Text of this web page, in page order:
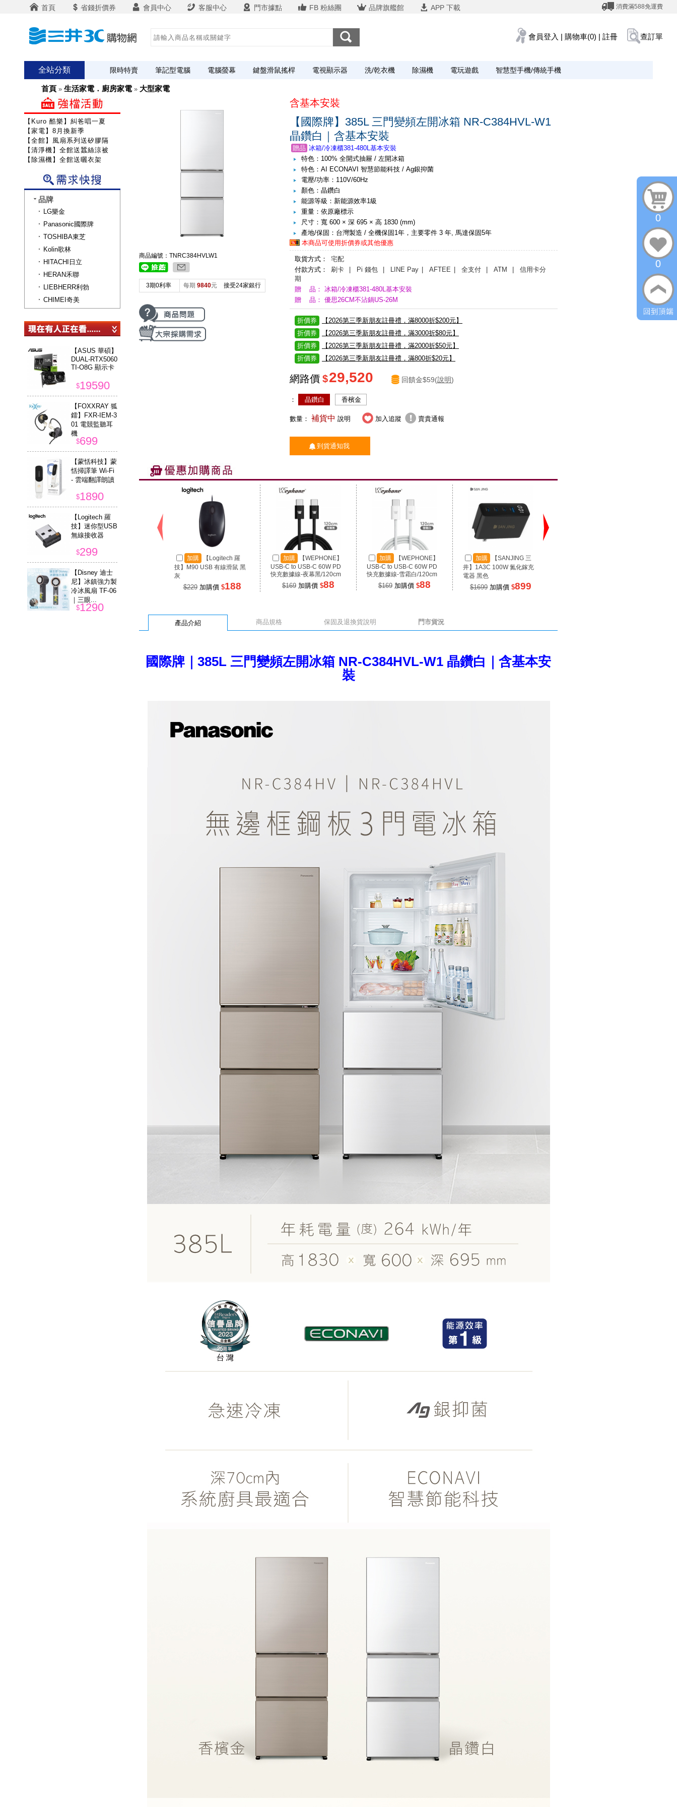
首頁 省錢折價券 會員中心 客服中心 門市據點 FB 粉絲團 品牌旗艦館 APP 下載 消費滿588免運費
會員登入 | 購物車(0) | 註冊 查訂單
全站分類 限時特賣 筆記型電腦 電腦螢幕 鍵盤滑鼠搖桿 電視顯示器 洗/乾衣機 除濕機 電玩遊戲 智慧型手機/傳統手機
首頁 » 生活家電．廚房家電» 大型家電
商品編號：TNRC384HVLW1
3期0利率 每期 9840元 接受24家銀行
含基本安裝
【國際牌】385L 三門變頻左開冰箱 NR-C384HVL-W1
晶鑽白｜含基本安裝
贈品 冰箱/冷凍櫃381-480L基本安裝
贈品 優思26CM不沾鍋US-26M
贈品 冰箱/冷凍櫃381-480L基本安裝
贈品 優思26CM不沾鍋US-26M
特色：100% 全開式抽屜 / 左開冰箱
特色：AI ECONAVI 智慧節能科技 / Ag銀抑菌
電壓/功率：110V/60Hz
顏色：晶鑽白
能源等級：新能源效率1級
重量：依原廠標示
尺寸：寬 600 × 深 695 × 高 1830 (mm)
產地/保固：台灣製造 / 全機保固1年，主要零件 3 年, 馬達保固5年
本商品可使用折價券或其他優惠
取貨方式：
宅配
付款方式：
刷卡 | Pi 錢包 | LINE Pay | AFTEE | 全支付 | ATM
| 信用卡分
期
贈 品： 冰箱/冷凍櫃381-480L基本安裝
贈 品： 優思26CM不沾鍋US-26M
折價券
【2026第三季新朋友註冊禮，滿8000折$200元】
折價券
【2026第三季新朋友註冊禮，滿3000折$80元】
折價券
【2026第三季新朋友註冊禮，滿2000折$50元】
折價券
【2026第三季新朋友註冊禮，滿800折$20元】
網路價 $29,520 回饋金$59(說明)
： 晶鑽白 香檳金
數量： 補貨中 說明 加入追蹤 賣貴通報
到貨通知我
加購
【Logitech 羅
技】M90 USB 有線滑鼠 黑
灰
$229加購價 $188
加購
【WEPHONE】
USB-C to USB-C 60W PD
快充數據線-夜幕黑/120cm
$169 加購價 $88
加購
【WEPHONE】
USB-C to USB-C 60W PD
快充數據線-雪霜白/120cm
$169 加購價 $88
加購
【SANJING 三
井】1A3C 100W 氮化鎵充
電器 黑色
$1699 加購價 $899
產品介紹 商品規格 保固及退換貨說明 門市貨況
國際牌｜385L 三門變頻左開冰箱 NR-C384HVL-W1 晶鑽白｜含基本安
裝
【Kuro 酷樂】糾爸唱一夏
【家電】8月換新季
【全館】風扇系列送矽膠隔熱組
【清淨機】全館送蠶絲涼被
【除濕機】全館送曬衣架
品牌
LG樂金
Panasonic國際牌
TOSHIBA東芝
Kolin歌林
HITACHI日立
HERAN禾聯
LIEBHERR利勃
CHIMEI奇美
【ASUS 華碩】
DUAL-RTX5060
TI-O8G 顯示卡
$19590
【FOXXRAY 狐
鐳】FXR-IEM-3
01 電競監聽耳
機
$699
【蒙恬科技】蒙
恬掃譯筆 Wi-Fi
- 雲端翻譯朗讀
$1890
【Logitech 羅
技】迷你型USB
無線接收器
$299
【Disney 迪士
尼】冰鎮強力製
冷冰風扇 TF-06
｜三眼...
$1290
0
0